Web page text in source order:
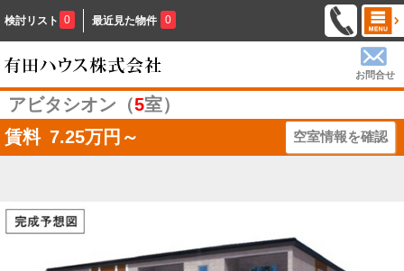
検討リスト 0 最近見た物件 0
お問合せ
アビタシオン（5室）
賃料 7.25万円～ 空室情報を確認